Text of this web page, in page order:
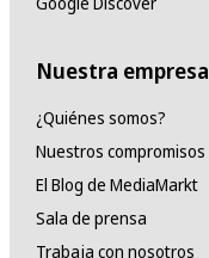
Nuestra empresa
¿Quiénes somos?
Nuestros compromisos
El Blog de MediaMarkt
Sala de prensa
Trabaja con nosotros